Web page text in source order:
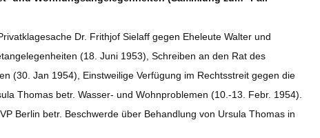
Dr. Frithjof Sielaff gegen Eheleute Walter und
(18. Juni 1953), Schreiben an den Rat des
(30. Jan 1954), Einstweilige Verfügung im Rechtsstreit gegen die
Thomas betr. Wasser- und Wohnproblemen (10.-13. Febr. 1954).
Berlin betr. Beschwerde über Behandlung von Ursula Thomas in